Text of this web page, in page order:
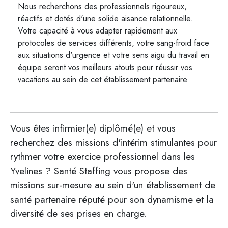
Nous recherchons des professionnels rigoureux,
réactifs et dotés d'une solide aisance relationnelle.
Votre capacité à vous adapter rapidement aux
protocoles de services différents, votre sang-froid face
aux situations d'urgence et votre sens aigu du travail en
équipe seront vos meilleurs atouts pour réussir vos
vacations au sein de cet établissement partenaire.
Vous êtes infirmier(e) diplômé(e) et vous
recherchez des missions d'intérim stimulantes pour
rythmer votre exercice professionnel dans les
Yvelines ? Santé Staffing vous propose des
missions sur-mesure au sein d'un établissement de
santé partenaire réputé pour son dynamisme et la
diversité de ses prises en charge.